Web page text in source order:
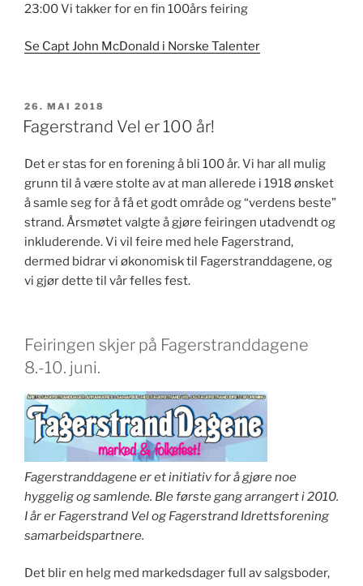
23:00 Vi takker for en fin 100års feiring
Se Capt John McDonald i Norske Talenter
PUBLISERT
26. MAI 2018
Fagerstrand Vel er 100 år!
Det er stas for en forening å bli 100 år. Vi har all mulig
grunn til å være stolte av at man allerede i 1918 ønsket
å samle seg for å få et godt område og “verdens beste”
strand. Årsmøtet valgte å gjøre feiringen utadvendt og
inkluderende. Vi vil feire med hele Fagerstrand,
dermed bidrar vi økonomisk til Fagerstranddagene, og
vi gjør dette til vår felles fest.
Feiringen skjer på Fagerstranddagene
8.-10. juni.
Fagerstranddagene er et initiativ for å gjøre noe
hyggelig og samlende. Ble første gang arrangert i 2010.
I år er Fagerstrand Vel og Fagerstrand Idrettsforening
samarbeidspartnere.
Det blir en helg med markedsdager full av salgsboder,